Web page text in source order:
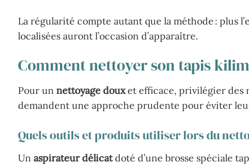
La régularité compte autant que la méthode : plus
localisées auront l’occasion d’apparaître.
Comment nettoyer son tapis
Pour un nettoyage douxet efficace, privilégier des
demandent une approche prudente pour éviter
Quels outils et produits utiliser lors du
Un aspirateur délicatdoté d’une brosse spéciale